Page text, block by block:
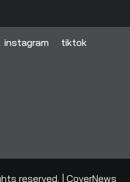
instagram tiktok
reserved. CoverNews